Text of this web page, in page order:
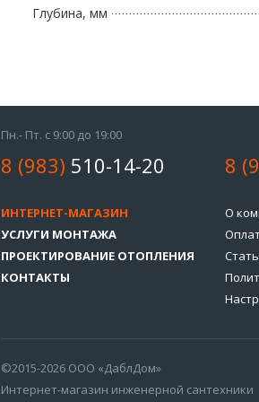
Глубина, мм
Пн.- Пт. с 9:00 до 19:00
8 (983) 510-14-20 8
ИНТЕРНЕТ-МАГАЗИН
УСЛУГИ МОНТАЖА
ПРОЕКТИРОВАНИЕ ОТОПЛЕНИЯ
КОНТАКТЫ
О
©2015-2026 ООО «ДаблДом»
Интернет-магазин инженерной сантехники